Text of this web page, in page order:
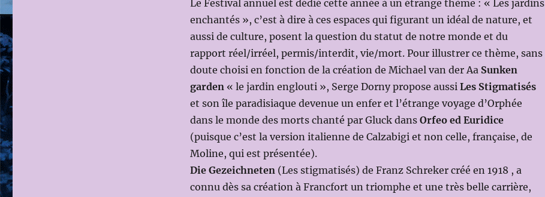
Le Festival annuel est dédié cette année à un étrange thème : « Les jardins
enchantés », c’est à dire à ces espaces qui figurant un idéal de nature, et
aussi de culture, posent la question du statut de notre monde et du
rapport réel/irréel, permis/interdit, vie/mort. Pour illustrer ce thème, sans
doute choisi en fonction de la création de Michael van der Aa Sunken
garden« le jardin englouti », Serge Dorny propose aussi Les Stigmatisés
et son île paradisiaque devenue un enfer et l’étrange voyage d’Orphée
dans le monde des morts chanté par Gluck dans Orfeo ed Euridice
(puisque c’est la version italienne de Calzabigi et non celle, française, de
Moline, qui est présentée).
Die Gezeichneten(Les stigmatisés) de Franz Schreker créé en 1918 , a
connu dès sa création à Francfort un triomphe et une très belle carrière,